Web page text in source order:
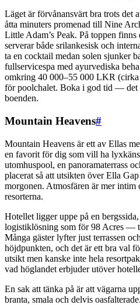
Läget är förvånansvärt bra trots det
åtta minuters promenad till Nine
Little Adam’s Peak. På toppen finns
serverar både srilankesisk och
ta en cocktail medan solen sjunker
fullservicespa med ayurvediska
omkring 40 000–55 000 LKR
för poolchalet. Boka i god tid — det
boenden.
Mountain Heavens#
Mountain Heavens är ett av Ellas
en favorit för dig som vill ha
utomhuspool, en panoramaterrass
placerat så att utsikten över Ella
morgonen. Atmosfären är mer intim
resorterna.
Hotellet ligger uppe på en
logistiklösning som för 98 Acres —
Många gäster lyfter just terrassen
höjdpunkten, och det är ett bra val
utsikt men kanske inte hela
vad höglandet erbjuder utöver
En sak att tänka på är att vägarna
branta, smala och delvis